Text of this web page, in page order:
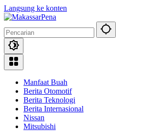
Langsung ke konten
Manfaat Buah
Berita Otomotif
Berita Teknologi
Berita Internasional
Nissan
Mitsubishi